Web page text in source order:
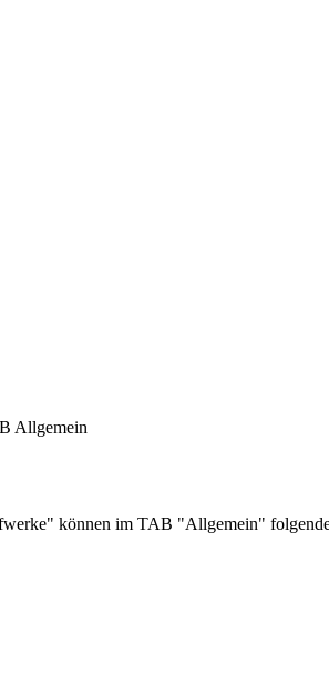
Allgemein
können im TAB "Allgemein" folgende